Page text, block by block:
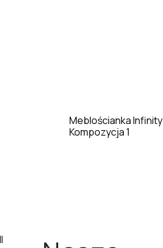
Meblościanka Infinity
Kompozycja 1